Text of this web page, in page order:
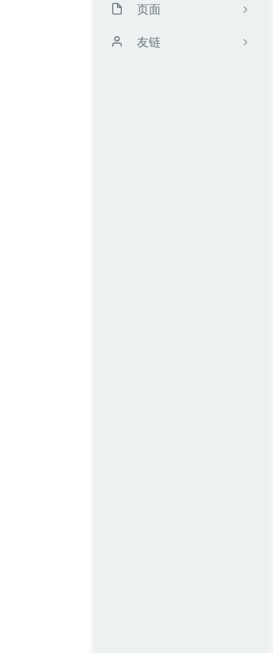
页面
时光机
友链